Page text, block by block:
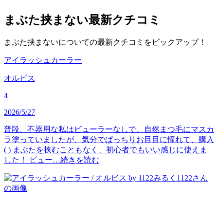
まぶた挟まない最新クチコミ
まぶた挟まないについての最新クチコミをピックアップ！
アイラッシュカーラー
オルビス
4
2026/5/27
普段、不器用な私はビューラーなしで、自然まつ毛にマスカ
ラ塗っていましたが、気分でぱっちりお目目に憧れて、購入
( ) まぶたを挟むこともなく、初心者でもいい感じに使えま
した！ ビュー…続きを読む